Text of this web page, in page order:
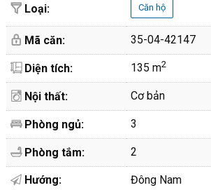
Loại:
Căn hộ
Mã căn: 35-04-42147
Diện tích: 135 m2
Nội thất: Cơ bản
Phòng ngủ: 3
Phòng tắm: 2
Hướng: Đông Nam